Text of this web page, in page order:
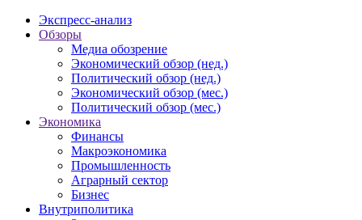
Экспресс-анализ
Обзоры
Медиа обозрение
Экономический обзор (нед.)
Политический обзор (нед.)
Экономический обзор (мес.)
Политический обзор (мес.)
Экономика
Финансы
Макроэкономика
Промышленность
Аграрный сектор
Бизнес
Внутриполитика